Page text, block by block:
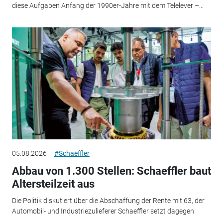
diese Aufgaben Anfang der 1990er-Jahre mit dem Telelever –...
05.08.2026 #Schaeffler
Abbau von 1.300 Stellen: Schaeffler baut
Altersteilzeit aus
Die Politik diskutiert über die Abschaffung der Rente mit 63, der
Automobil- und Industriezulieferer Schaeffler setzt dagegen